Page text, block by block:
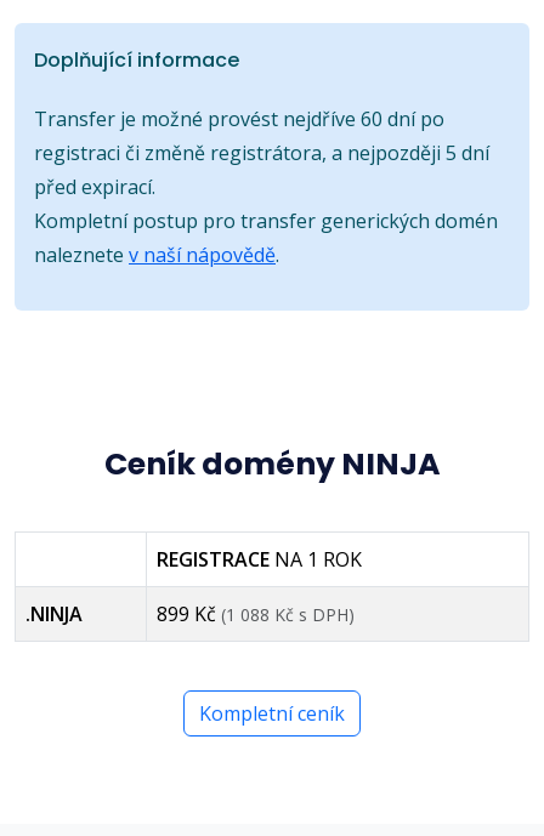
Doplňující informace
Transfer je možné provést nejdříve 60 dní po
registraci či změně registrátora, a nejpozději 5 dní
před expirací.
Kompletní postup pro transfer generických domén
naleznete v naší nápovědě.
Ceník domény NINJA
REGISTRACE NA 1 ROK
.NINJA 899 Kč (1 088 Kč s DPH)
Kompletní ceník